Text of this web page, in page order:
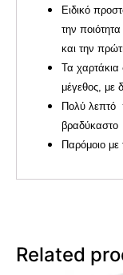
Ειδικό
την
και την
Τα χαρτάκια
μέγεθος, με
Πολύ λεπτό
βραδύκαστο
Παρόμοιο
Related